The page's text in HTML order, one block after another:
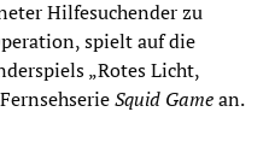
Hilfesuchender zu
spielt auf die
„Rotes Licht,
Squid Gamean.